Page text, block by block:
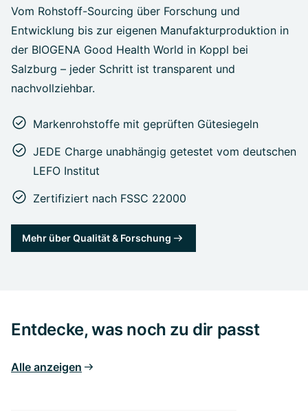
Vom Rohstoff-Sourcing über Forschung und
Entwicklung bis zur eigenen Manufakturproduktion in
der BIOGENA Good Health World in Koppl bei
Salzburg – jeder Schritt ist transparent und
nachvollziehbar.
Markenrohstoffe mit geprüften Gütesiegeln
JEDE Charge unabhängig getestet vom deutschen
LEFO Institut
Zertifiziert nach FSSC 22000
Mehr über Qualität & Forschung
Entdecke, was noch zu dir passt
Alle anzeigen